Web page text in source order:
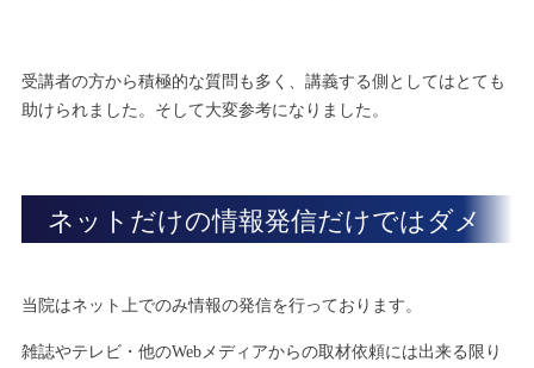
受講者の方から積極的な質問も多く、講義する側としてはとても
助けられました。そして大変参考になりました。
ネットだけの情報発信だけではダメ
当院はネット上でのみ情報の発信を行っております。
雑誌やテレビ・他のWebメディアからの取材依頼には出来る限り